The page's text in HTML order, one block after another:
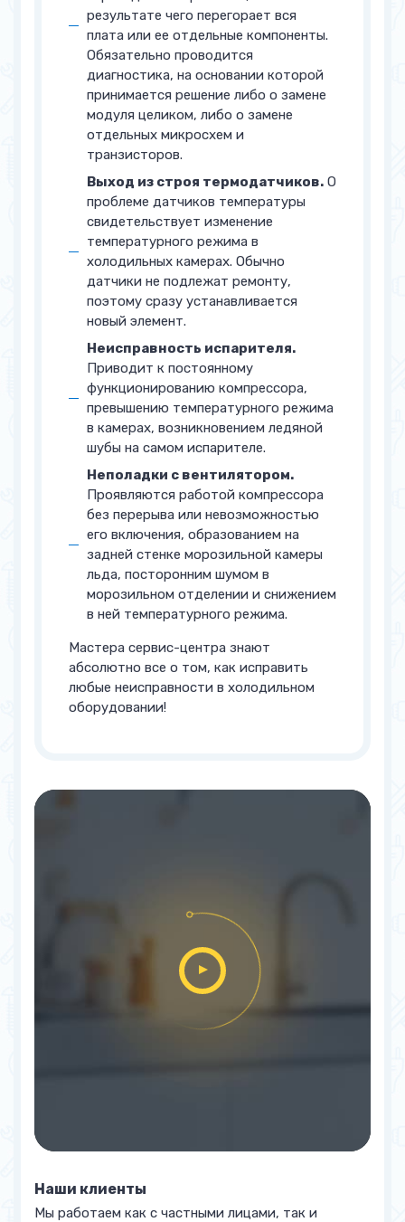
результате чего перегорает вся
плата или ее отдельные компоненты.
Обязательно проводится
диагностика, на основании которой
принимается решение либо о замене
модуля целиком, либо о замене
отдельных микросхем и
транзисторов.
Выход из строя термодатчиков. О
проблеме датчиков температуры
свидетельствует изменение
температурного режима в
холодильных камерах. Обычно
датчики не подлежат ремонту,
поэтому сразу устанавливается
новый элемент.
Неисправность испарителя.
Приводит к постоянному
функционированию компрессора,
превышению температурного режима
в камерах, возникновением ледяной
шубы на самом испарителе.
Неполадки с вентилятором.
Проявляются работой компрессора
без перерыва или невозможностью
его включения, образованием на
задней стенке морозильной камеры
льда, посторонним шумом в
морозильном отделении и снижением
в ней температурного режима.
Мастера сервис-центра знают
абсолютно все о том, как исправить
любые неисправности в холодильном
оборудовании!
Наши клиенты
Мы работаем как с частными лицами, так и